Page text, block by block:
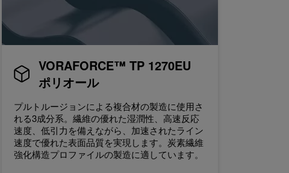
VORAFORCE™ TP 1270EU
ポリオール
プルトルージョンによる複合材の製造に使用さ
れる3成分系。繊維の優れた湿潤性、高速反応
速度、低引力を備えながら、加速されたライン
速度で優れた表面品質を実現します。炭素繊維
強化構造プロファイルの製造に適しています。